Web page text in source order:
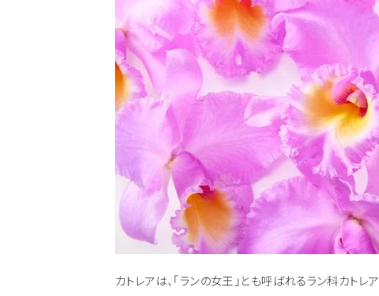
カトレアは、「ランの女王」とも呼ばれるラン科カト